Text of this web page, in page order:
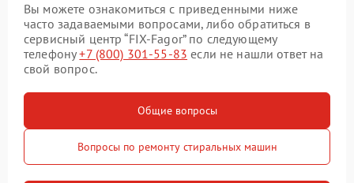
Вы можете ознакомиться с приведенными ниже
часто задаваемыми вопросами, либо обратиться в
сервисный центр “FIX-Fagor” по следующему
телефону+7 (800) 301-55-83 если не нашли ответ на
свой вопрос.
Общие вопросы
Вопросы по ремонту стиральных машин